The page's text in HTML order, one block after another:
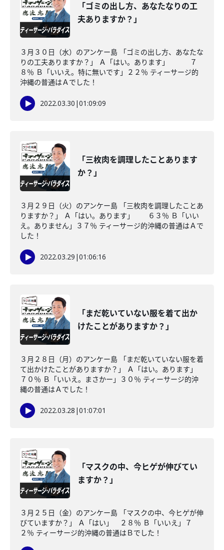
「ゴミの出し方、あなたなりの工
夫ありますか？」
３月３０日（水）のアンケー島 「ゴミの出し方、あなたな
りの工夫ありますか？」 Ａ「はい。あります」 ７
８％ Ｂ「いいえ。特に無いです」２２％ ティーサージ的
沖縄の普通はＡでした！
2022.03.30 |01:09:09
「三枚肉を調理したことあります
か？」
３月２９日（火）のアンケー島 「三枚肉を調理したことあ
りますか？」 Ａ「はい。あります」 ６３％ Ｂ「いい
え。ありません」３７％ ティーサージ的沖縄の普通はＡで
した！
2022.03.29 |01:06:16
「まだ乾いていない服を着て出か
けたことがありますか？」
３月２８日（月）のアンケー島 「まだ乾いていない服を着
て出かけたことがありますか？」 Ａ「はい。あります」
７０％ Ｂ「いいえ。まさかー」３０％ ティーサージ的沖
縄の普通はＡでした！
2022.03.28 |01:07:01
「マスクの中、今ヒゲが伸びてい
ますか？」
３月２５日（金）のアンケー島 「マスクの中、今ヒゲが伸
びていますか？」 Ａ「はい」 ２８％ Ｂ「いいえ」７
２％ ティーサージ的沖縄の普通はＢでした！